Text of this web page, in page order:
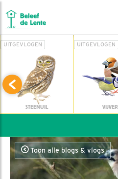
UITGEVLOGEN
STEENUIL
UITGEVLOGEN
VIJVER
Toon alle blogs & vlogs